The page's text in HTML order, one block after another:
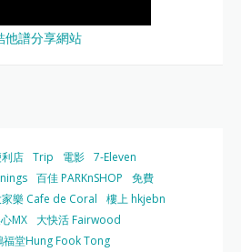
他譜分享網站
店 Trip 電影 7-Eleven
百佳 PARKnSHOP
免費
樂 Cafe de Coral
樓上 hkjebn
MX 大快活 Fairwood
福堂Hung Fook Tong